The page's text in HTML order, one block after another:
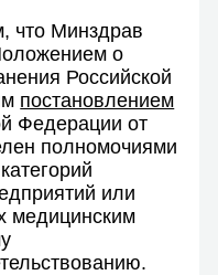
что Минздрав
о
Российской
постановлением
Федерации от
полномочиями
или
медицинским